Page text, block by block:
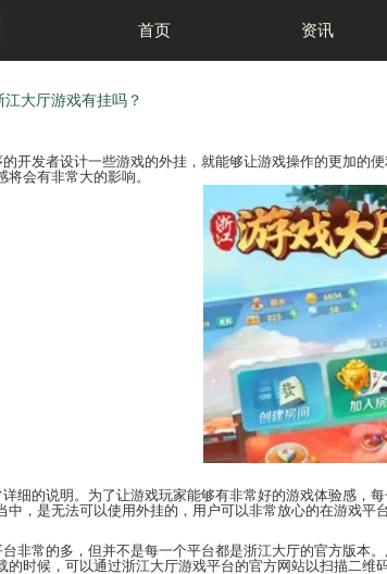
首页
者或者程序的开发者设计一些游戏的
游戏操作体验感将会有非常大的影响。